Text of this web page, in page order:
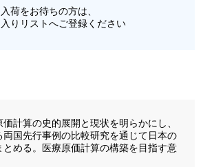
入荷をお待ちの方は、
りリストへご登録ください
計算の史的展開と現状を明らかにし、
両国先行事例の比較研究を通じて日本の
とめる。医療原価計算の構築を目指す意